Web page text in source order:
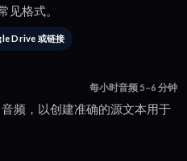
见格式。
Drive 或链接
每小时音频 5–6 分钟
频，以创建准确的源文本用于